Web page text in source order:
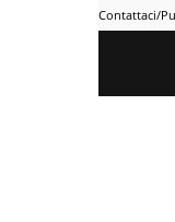
Contattaci/